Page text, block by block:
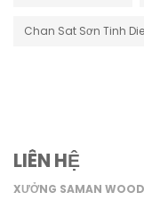
Chan Sat Sơn Tinh
LIÊN HỆ
XƯỞNG SAMAN